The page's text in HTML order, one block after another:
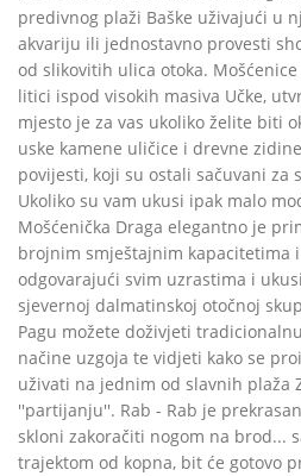
predivnog plaži Baške uživajući u
akvariju ili jednostavno provesti
od slikovitih ulica otoka.
litici ispod visokih masiva Učke,
mjesto je za vas ukoliko želite biti
uske kamene uličice i drevne
povijesti, koji su ostali sačuvani za
Ukoliko su vam ukusi ipak malo
Mošćenička Draga elegantno je
brojnim smještajnim kapacitetima
odgovarajući svim uzrastima i
sjevernoj dalmatinskoj otočnoj
Pagu možete doživjeti
načine uzgoja te vidjeti kako se
uživati na jednim od slavnih plaža
''partijanju''. Rab - Rab je
skloni zakoračiti nogom na brod...
trajektom od kopna, bit će gotovo